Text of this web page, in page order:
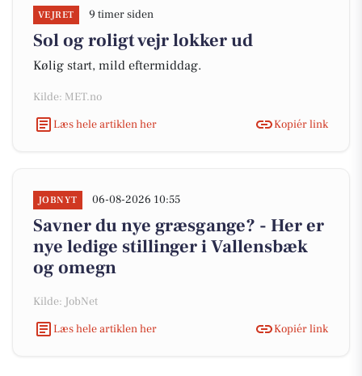
VEJRET 9 timer siden
Sol og roligt vejr lokker ud
Kølig start, mild eftermiddag.
Kilde: MET.no
Læs hele artiklen her
Kopiér link
JOBNYT 06-08-2026 10:55
Savner du nye græsgange? - Her er
nye ledige stillinger i Vallensbæk
og omegn
Kilde: JobNet
Læs hele artiklen her
Kopiér link